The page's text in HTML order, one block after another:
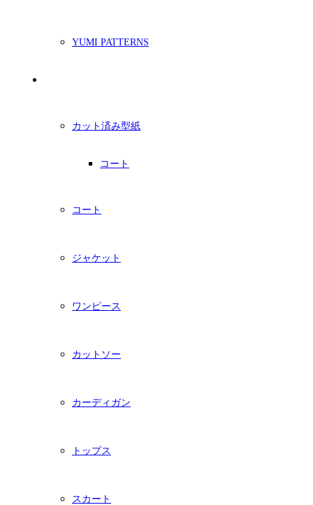
YUMI PATTERNS
カット済み型紙
コート
コート
ジャケット
ワンピース
カットソー
カーディガン
トップス
スカート